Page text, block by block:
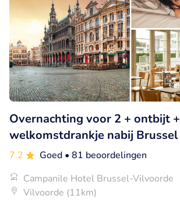
Overnachting voor 2 + ontbijt +
welkomstdrankje nabij Brussel
7.2 Goed • 81 beoordelingen
Campanile Hotel Brussel-Vilvoorde
Vilvoorde (11km)